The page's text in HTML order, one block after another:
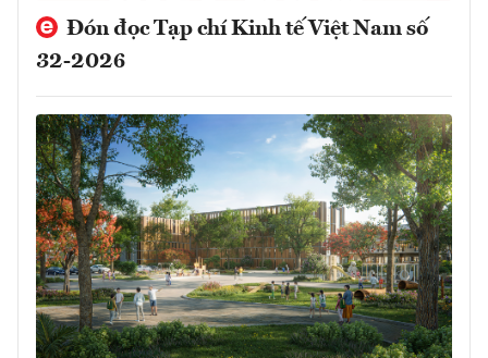
Đón đọc Tạp chí Kinh tế Việt Nam số
32-2026